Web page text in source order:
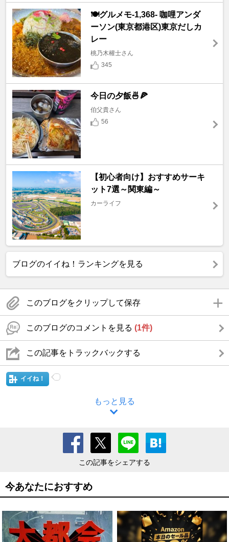
🍽️グルメモ-1,368- 咖哩アンダ
ーソン(東京都港区)東京だしカ
レー
桃乃木權士さん
345
今日の夕飯🍜🍕
伯父貴さん
56
【初心者向け】おすすめサーキ
ット7選～関東編～
カーライフ
ブログのイイね！ランキングを見る
このブログをクリップして保存
このブログのコメントを見る (1件)
この記事をトラックバックする
イイね！
もっと見る
この記事をシェアする
今あなたにおすすめ